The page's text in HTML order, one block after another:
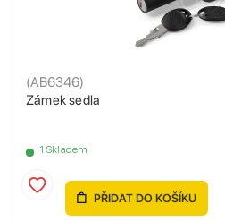
Zámek sedla
(AB6346)
1 Skladem
PŘIDAT DO KOŠÍKU